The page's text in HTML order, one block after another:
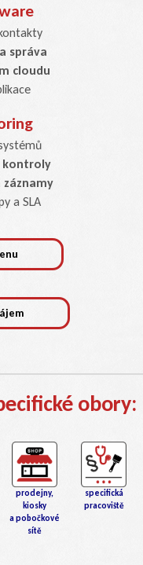
správa
cloudu
kontroly
a SLA
obory:
prodejny,
kiosky
a pobočkové
sítě
specifická
pracoviště